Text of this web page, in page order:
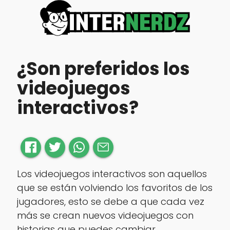
¿Son preferidos los
videojuegos
interactivos?
Los videojuegos interactivos son aquellos
que se están volviendo los favoritos de los
jugadores, esto se debe a que cada vez
más se crean nuevos videojuegos con